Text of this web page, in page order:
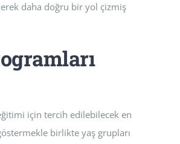
daha doğru bir yol çizmiş
için tercih edilebilecek en
birlikte yaş grupları